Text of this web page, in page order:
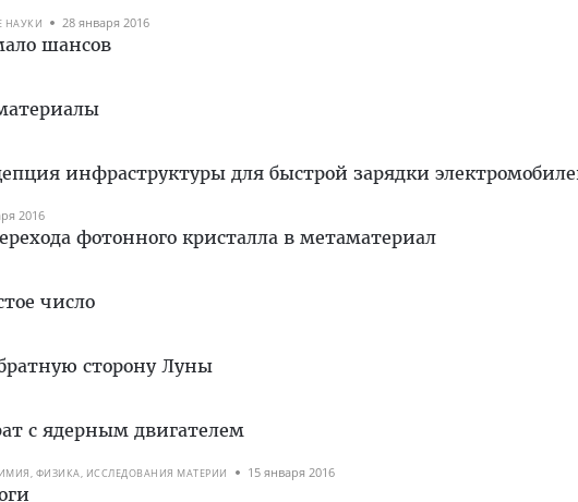
НАУКИ 28 января 2016
шансов
инфраструктуры для быстрой зарядки
2016
фотонного кристалла в метаматериал
число
сторону Луны
с ядерным двигателем
ФИЗИКА, ИССЛЕДОВАНИЯ МАТЕРИИ 15 января 2016